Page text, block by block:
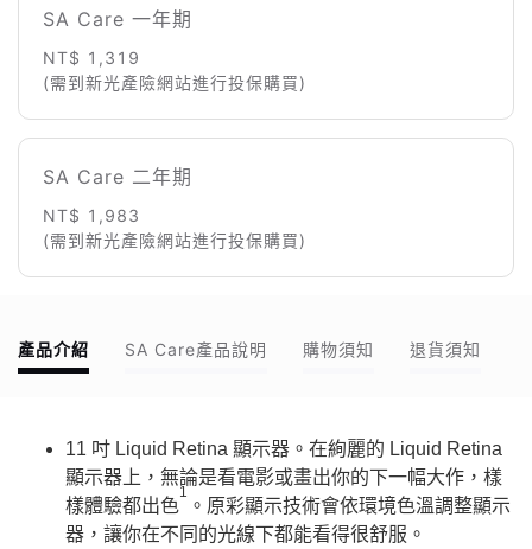
SA Care 一年期
NT$ 1,319
(需到新光產險網站進行投保購買)
SA Care 二年期
NT$ 1,983
(需到新光產險網站進行投保購買)
產品介紹 SA Care產品說明 購物須知 退貨須知
11 吋 Liquid Retina 顯示器。在絢麗的 Liquid Retina
顯示器上，無論是看電影或畫出你的下一幅大作，樣
樣體驗都出色
1
。原彩顯示技術會依環境色溫調整顯示
器，讓你在不同的光線下都能看得很舒服。